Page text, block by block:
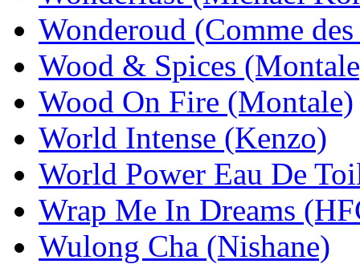
Wonderoud (Comme
Wood & Spices
Wood On Fire (Montale)
World Intense (Kenzo)
World Power Eau De
Wrap Me In Dreams
Wulong Cha (Nishane)